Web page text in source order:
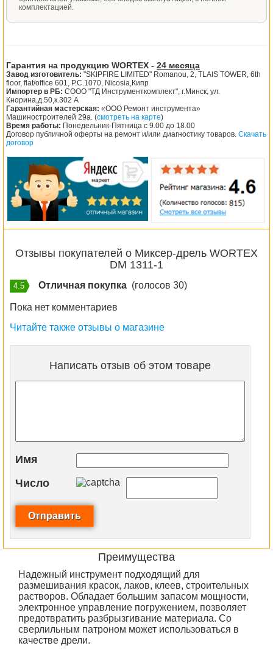
комплектацией.
Гарантия на продукцию WORTEX - 24 месяца
Завод изготовитель: "SKIPFIRE LIMITED" Romanou, 2, TLAIS TOWER, 6th
floor, flat/office 601, P.C.1070, Nicosia,Кипр
Импортер в РБ: СООО "ТД Инструменткомплект", г.Минск, ул.
Кнорина,д.50,к.302 А
Гарантийная мастерская: «ООО Ремонт инструмента»
Машиностроителей 29а. (смотреть на карте)
Время работы: Понедельник-Пятница с 9.00 до 18.00
Договор публичной оферты на ремонт и/или диагностику товаров. Скачать
договор
Отзывы покупателей о Миксер-дрель WORTEX
DM 1311-1
4.5 Отличная покупка (голосов 30)
Пока нет комментариев
Читайте также отзывы о магазине
Написать отзыв об этом товаре
Имя
Число
Преимущества
Надежный инструмент подходящий для
размешивания красок, лаков, клеев, строительных
растворов. Обладает большим запасом мощности,
электронное управление погружением, позволяет
предотвратить разбрызгивание материала. Со
сверлильным патроном может использоваться в
качестве дрели.